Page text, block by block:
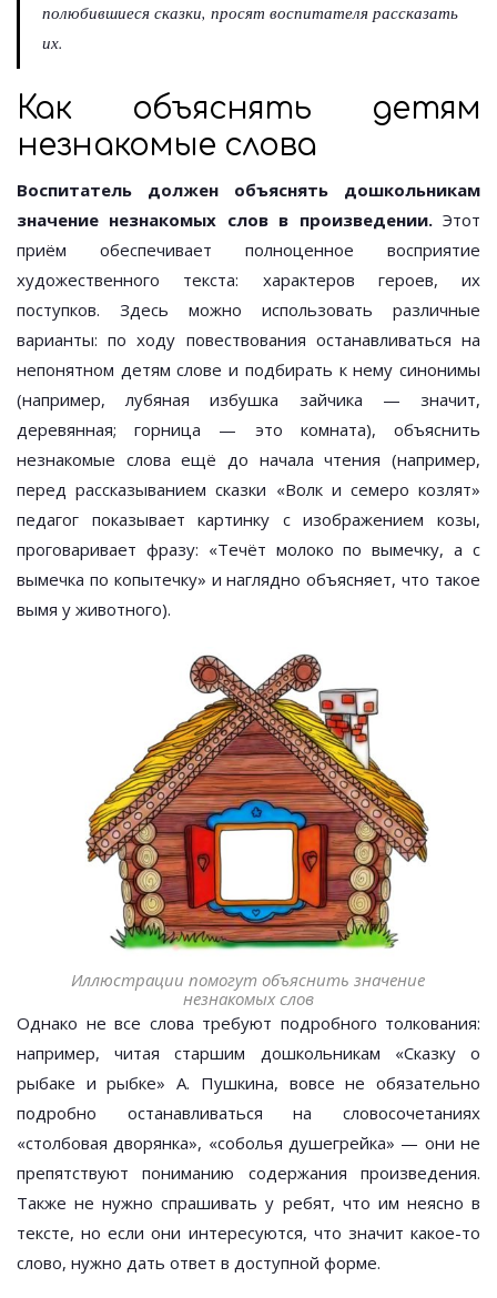
полюбившиеся сказки, просят воспитателя рассказать
их.
Как объяснять детям
незнакомые слова
Воспитатель должен объяснять дошкольникам
значение незнакомых слов в произведении.Этот
приём обеспечивает полноценное восприятие
художественного текста: характеров героев, их
поступков. Здесь можно использовать различные
варианты: по ходу повествования останавливаться на
непонятном детям слове и подбирать к нему синонимы
(например, лубяная избушка зайчика — значит,
деревянная; горница — это комната), объяснить
незнакомые слова ещё до начала чтения (например,
перед рассказыванием сказки «Волк и семеро козлят»
педагог показывает картинку с изображением козы,
проговаривает фразу: «Течёт молоко по вымечку, а с
вымечка по копытечку» и наглядно объясняет, что такое
вымя у животного).
Иллюстрации помогут объяснить значение
незнакомых слов
Однако не все слова требуют подробного толкования:
например, читая старшим дошкольникам «Сказку о
рыбаке и рыбке» А. Пушкина, вовсе не обязательно
подробно останавливаться на словосочетаниях
«столбовая дворянка», «соболья душегрейка» — они не
препятствуют пониманию содержания произведения.
Также не нужно спрашивать у ребят, что им неясно в
тексте, но если они интересуются, что значит какое-то
слово, нужно дать ответ в доступной форме.